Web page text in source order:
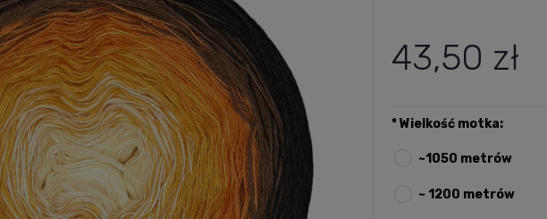
43,50 zł
*Wielkość motka:
~1050 metrów
~ 1200 metrów